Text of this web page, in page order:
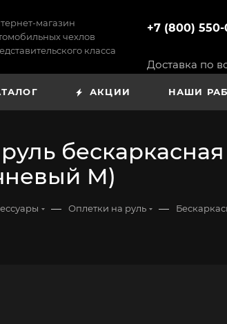
магазин
чехлов
класса
+7 (800) 550-
Доставка по
АКЦИИ НАШИ
M)
— Оплетки на руль —